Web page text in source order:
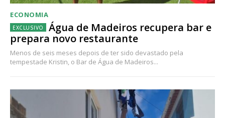
ECONOMIA
Água de Madeiros recupera bar e
prepara novo restaurante
Menos de seis meses depois de ter sido devastado pela
tempestade Kristin, o Bar de Água de Madeiros...